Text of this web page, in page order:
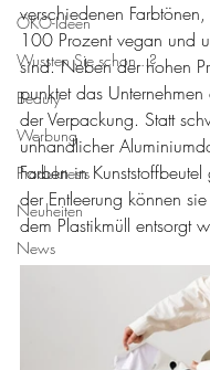
ÖKO-Ideen
Wussten Sie schon...?
Beauty
Werbung
Produkttests
Neuheiten
News
verschiedenen
100 Prozent vegan und
sind. Neben der hohen
punktet das
der Verpackung. Statt
unhandlicher
Farben in
der Entleerung können
dem Plastikmüll entsorgt